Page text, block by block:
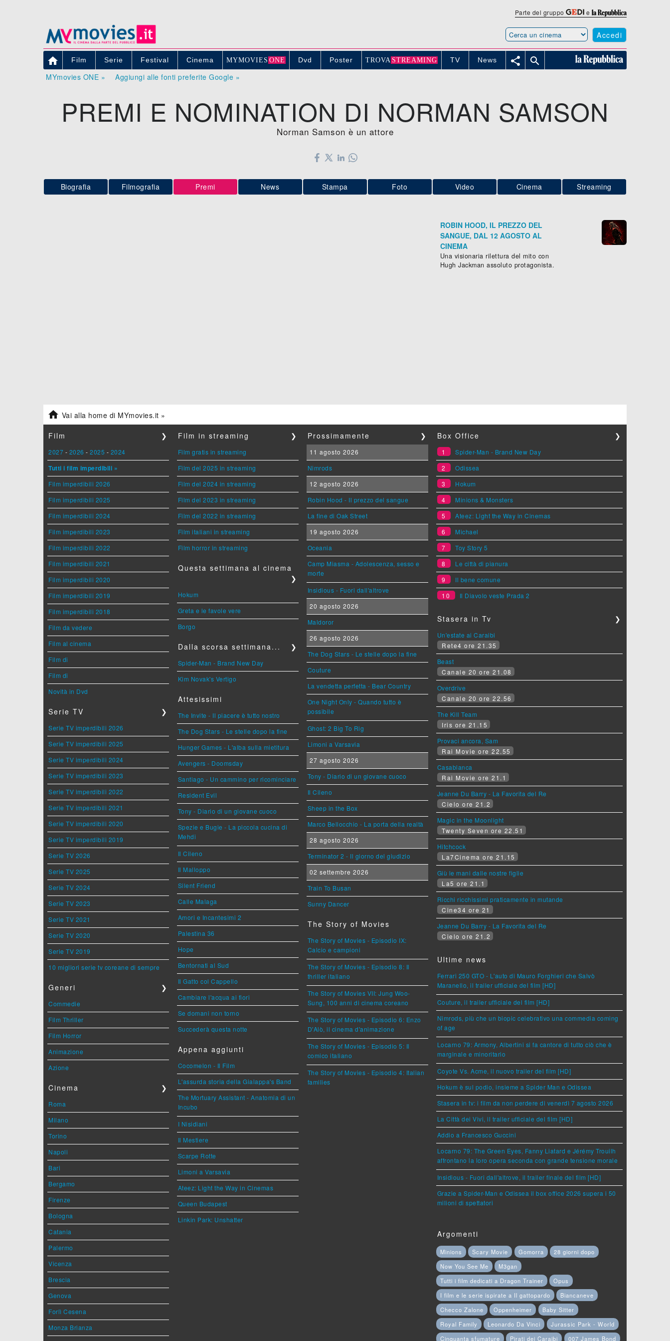
Parte del gruppo e
Accedi
 Film Serie Festival Cinema MYMOVIE S ONE Dvd Poster TROVA STREAMING TV News  
MYmovies ONE » Aggiungi alle fonti preferite Google »
PREMI E NOMINATION DI NORMAN SAMSON
Norman Samson è un attore
Biografia Filmografia Premi News Stampa Foto Video Cinema Streaming
ROBIN HOOD, IL PREZZO DEL
SANGUE, DAL 12 AGOSTO AL
CINEMA
Una visionaria rilettura del mito con
Hugh Jackman assoluto protagonista.
 Vai alla home di MYmovies.it »
Film ❯
2027 - 2026 - 2025 - 2024
Tutti i film imperdibili »
Film imperdibili 2026
Film imperdibili 2025
Film imperdibili 2024
Film imperdibili 2023
Film imperdibili 2022
Film imperdibili 2021
Film imperdibili 2020
Film imperdibili 2019
Film imperdibili 2018
Film da vedere
Film al cinema
Film di
Film di
Novità in Dvd
Serie TV ❯
Serie TV imperdibili 2026
Serie TV imperdibili 2025
Serie TV imperdibili 2024
Serie TV imperdibili 2023
Serie TV imperdibili 2022
Serie TV imperdibili 2021
Serie TV imperdibili 2020
Serie TV imperdibili 2019
Serie TV 2026
Serie TV 2025
Serie TV 2024
Serie TV 2023
Serie TV 2021
Serie TV 2020
Serie TV 2019
10 migliori serie tv coreane di sempre
Generi ❯
Commedie
Film Thriller
Film Horror
Animazione
Azione
Cinema ❯
Roma
Milano
Torino
Napoli
Bari
Bergamo
Firenze
Bologna
Catania
Palermo
Vicenza
Brescia
Genova
Forlì Cesena
Monza Brianza
Film in streaming ❯
Film gratis in streaming
Film del 2025 in streaming
Film del 2024 in streaming
Film del 2023 in streaming
Film del 2022 in streaming
Film italiani in streaming
Film horror in streaming
Questa settimana al cinema
❯
Hokum
Greta e le favole vere
Borgo
Dalla scorsa settimana... ❯
Spider-Man - Brand New Day
Kim Novak's Vertigo
Attesissimi
The Invite - Il piacere è tutto nostro
The Dog Stars - Le stelle dopo la fine
Hunger Games - L'alba sulla mietitura
Avengers - Doomsday
Santiago - Un cammino per ricominciare
Resident Evil
Tony - Diario di un giovane cuoco
Spezie e Bugie - La piccola cucina di
Mehdi
Il Cileno
Il Malloppo
Silent Friend
Calle Malaga
Amori e Incantesimi 2
Palestina 36
Hope
Bentornati al Sud
Il Gatto col Cappello
Cambiare l'acqua ai fiori
Se domani non torno
Succederà questa notte
Appena aggiunti
Cocomelon - Il Film
L'assurda storia della Gialappa's Band
The Mortuary Assistant - Anatomia di un
Incubo
I Nisidiani
Il Mestiere
Scarpe Rotte
Limoni a Varsavia
Ateez: Light the Way in Cinemas
Queen Budapest
Linkin Park: Unshatter
Prossimamente ❯
11 agosto 2026
Nimrods
12 agosto 2026
Robin Hood - Il prezzo del sangue
La fine di Oak Street
19 agosto 2026
Oceania
Camp Miasma - Adolescenza, sesso e
morte
Insidious - Fuori dall'altrove
20 agosto 2026
Maldoror
26 agosto 2026
The Dog Stars - Le stelle dopo la fine
Couture
La vendetta perfetta - Bear Country
One Night Only - Quando tutto è
possibile
Ghost: 2 Big To Rig
Limoni a Varsavia
27 agosto 2026
Tony - Diario di un giovane cuoco
Il Cileno
Sheep in the Box
Marco Bellocchio - La porta della realtà
28 agosto 2026
Terminator 2 - Il giorno del giudizio
02 settembre 2026
Train To Busan
Sunny Dancer
The Story of Movies
The Story of Movies - Episodio IX:
Calcio e campioni
The Story of Movies - Episodio 8: Il
thriller italiano
The Story of Movies VII: Jung Woo-
Sung, 100 anni di cinema coreano
The Story of Movies - Episodio 6: Enzo
D'Alò, il cinema d'animazione
The Story of Movies - Episodio 5: Il
comico italiano
The Story of Movies - Episodio 4: Italian
families
Box Office ❯
1
Spider-Man - Brand New Day
2
Odissea
3
Hokum
4
Minions & Monsters
5
Ateez: Light the Way in Cinemas
6
Michael
7
Toy Story 5
8
Le città di pianura
9
Il bene comune
10
Il Diavolo veste Prada 2
Stasera in Tv ❯
Un'estate ai Caraibi
Rete4 ore 21.35
Beast
Canale 20 ore 21.08
Overdrive
Canale 20 ore 22.56
The Kill Team
Iris ore 21.15
Provaci ancora, Sam
Rai Movie ore 22.55
Casablanca
Rai Movie ore 21.1
Jeanne Du Barry - La Favorita del Re
Cielo ore 21.2
Magic in the Moonlight
Twenty Seven ore 22.51
Hitchcock
La7Cinema ore 21.15
Giù le mani dalle nostre figlie
La5 ore 21.1
Ricchi ricchissimi praticamente in mutande
Cine34 ore 21
Jeanne Du Barry - La Favorita del Re
Cielo ore 21.2
Ultime news
Ferrari 250 GTO - L'auto di Mauro Forghieri che Salvò
Maranello, il trailer ufficiale del film [HD]
Couture, il trailer ufficiale del film [HD]
Nimrods, più che un biopic celebrativo una commedia coming
of age
Locarno 79: Armony, Albertini si fa cantore di tutto ciò che è
marginale e minoritario
Coyote Vs. Acme, il nuovo trailer del film [HD]
Hokum è sul podio, insieme a Spider Man e Odissea
Stasera in tv: i film da non perdere di venerdì 7 agosto 2026
La Città dei Vivi, il trailer ufficiale del film [HD]
Addio a Francesco Guccini
Locarno 79: The Green Eyes, Fanny Liatard e Jérémy Trouilh
affrontano la loro opera seconda con grande tensione morale
Insidious - Fuori dall'altrove, il trailer finale del film [HD]
Grazie a Spider-Man e Odissea il box office 2026 supera i 50
milioni di spettatori
Argomenti
Minions Scary Movie Gomorra
28 giorni dopo
Now You See Me
M3gan
Tutti i film dedicati a Dragon Trainer
Opus
I film e le serie ispirate a Il gattopardo
Biancaneve
Checco Zalone
Oppenheimer
Baby Sitter
Royal Family
Leonardo Da Vinci
Jurassic Park - World
Cinquanta sfumature
Pirati dei Caraibi 007 James Bond